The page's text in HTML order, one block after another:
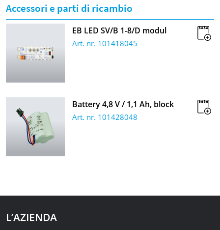
Accessori e parti di ricambio
EB LED SV/B 1-8/D modul
Art. nr. 101418045
Battery 4,8 V / 1,1 Ah, block
Art. nr. 101428048
L’AZIENDA